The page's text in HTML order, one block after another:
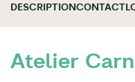
DESCRIPTIONCONTACT
Atelier